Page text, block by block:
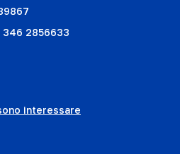
346 2856633
interessare